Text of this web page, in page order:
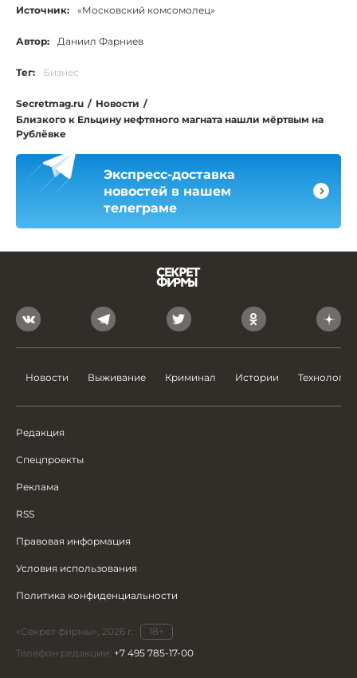
Источник: «Московский комсомолец»
Автор: Даниил Фарниев
Тег: Бизнес
Secretmag.ru / Новости /
Близкого к Ельцину нефтяного магната нашли мёртвым на
Рублёвке
Экспресс-доставка
новостей в нашем
телеграме
Новости Выживание Криминал Истории Технологии
Редакция
Спецпроекты
Реклама
RSS
Правовая информация
Условия использования
Политика конфиденциальности
«Секрет фирмы», 2026 г.
18+
Телефон редакции: +7 495 785-17-00